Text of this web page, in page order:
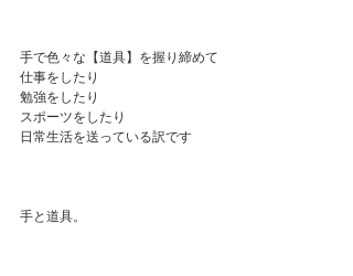
手で色々な【道具】を握り締めて
仕事をしたり
勉強をしたり
スポーツをしたり
日常生活を送っている訳です
手と道具。